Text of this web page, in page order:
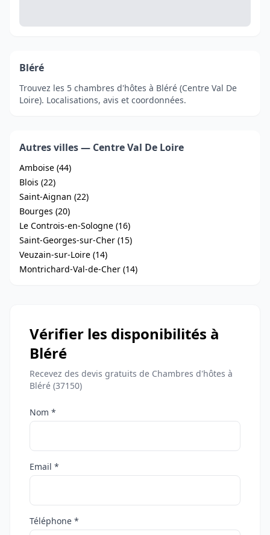
Bléré
Trouvez les 5 chambres d'hôtes à Bléré (Centre Val De
Loire). Localisations, avis et coordonnées.
Autres villes — Centre Val De Loire
Amboise (44)
Blois (22)
Saint-Aignan (22)
Bourges (20)
Le Controis-en-Sologne (16)
Saint-Georges-sur-Cher (15)
Veuzain-sur-Loire (14)
Montrichard-Val-de-Cher (14)
Vérifier les disponibilités à
Bléré
Recevez des devis gratuits de Chambres d'hôtes à
Bléré (37150)
Nom *
Email *
Téléphone *